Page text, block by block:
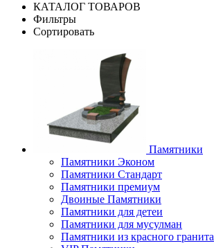
КАТАЛОГ ТОВАРОВ
Фильтры
Сортировать
Памятники
Памятники Эконом
Памятники Стандарт
Памятники премиум
Двоиные Памятники
Памятники для детеи
Памятники для мусулман
Памятники из красного гранита